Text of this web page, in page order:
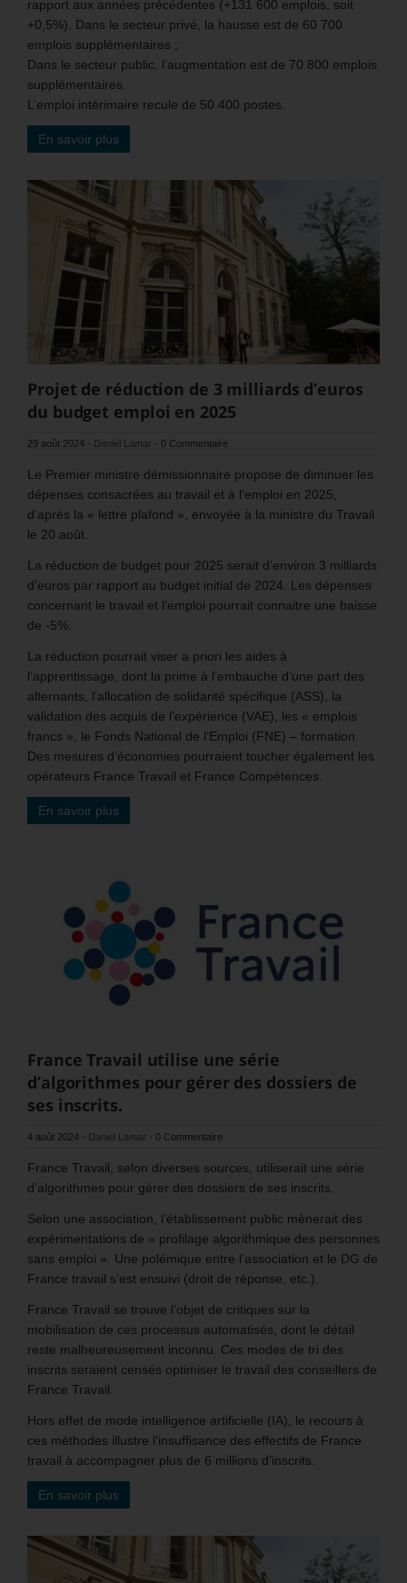
rapport aux années précédentes (+131 600 emplois, soit
+0,5%). Dans le secteur privé, la hausse est de 60 700
emplois supplémentaires ;
Dans le secteur public, l’augmentation est de 70 800 emplois
supplémentaires.
L’emploi intérimaire recule de 50 400 postes.
En savoir plus
Projet de réduction de 3 milliards d’euros
du budget emploi en 2025
29 août 2024 - Daniel Lamar - 0 Commentaire
Le Premier ministre démissionnaire propose de diminuer les
dépenses consacrées au travail et à l’emploi en 2025,
d’après la « lettre plafond », envoyée à la ministre du Travail
le 20 août.
La réduction de budget pour 2025 serait d’environ 3 milliards
d’euros par rapport au budget initial de 2024. Les dépenses
concernant le travail et l’emploi pourrait connaitre une baisse
de -5%.
La réduction pourrait viser a priori les aides à
l’apprentissage, dont la prime à l’embauche d’une part des
alternants, l’allocation de solidarité spécifique (ASS), la
validation des acquis de l’expérience (VAE), les « emplois
francs », le Fonds National de l’Emploi (FNE) – formation.
Des mesures d’économies pourraient toucher également les
opérateurs France Travail et France Compétences.
En savoir plus
France Travail utilise une série
d’algorithmes pour gérer des dossiers de
ses inscrits.
4 août 2024 - Daniel Lamar - 0 Commentaire
France Travail, selon diverses sources, utiliserait une série
d’algorithmes pour gérer des dossiers de ses inscrits.
Selon une association, l’établissement public mènerait des
expérimentations de « profilage algorithmique des personnes
sans emploi ». Une polémique entre l’association et le DG de
France travail s’est ensuivi (droit de réponse, etc.).
France Travail se trouve l’objet de critiques sur la
mobilisation de ces processus automatisés, dont le détail
reste malheureusement inconnu. Ces modes de tri des
inscrits seraient censés optimiser le travail des conseillers de
France Travail.
Hors effet de mode intelligence artificielle (IA), le recours à
ces méthodes illustre l’insuffisance des effectifs de France
travail à accompagner plus de 6 millions d’inscrits.
En savoir plus